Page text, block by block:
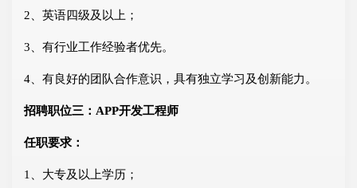
2、英语四级及以上；
3、有行业工作经验者优先。
4、有良好的团队合作意识，具有独立学习及创新能力。
招聘职位三：APP开发工程师
任职要求：
1、大专及以上学历；